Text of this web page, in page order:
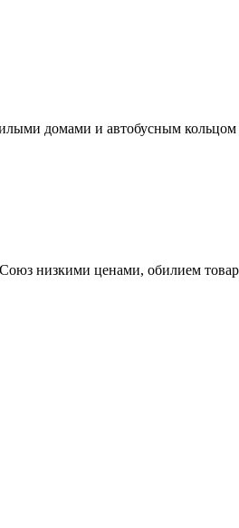
домами и автобусным кольцом
низкими ценами, обилием